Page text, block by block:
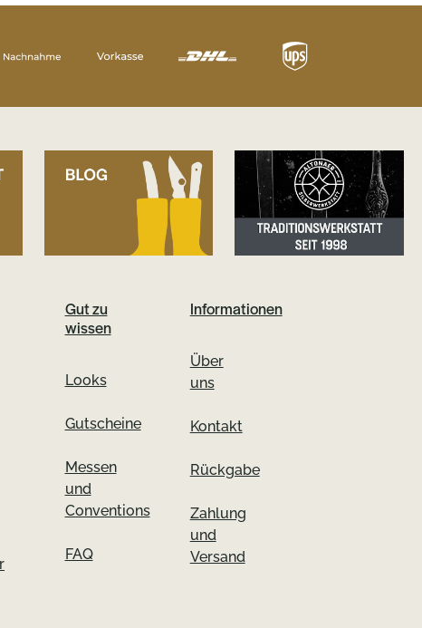
Gut zu
wissen
Looks
Gutscheine
Messen
und
Conventions
FAQ
Informationen
Über
uns
Kontakt
Rückgabe
Zahlung
und
Versand